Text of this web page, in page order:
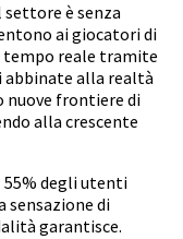
settore è senza
ai giocatori di
tempo reale tramite
abbinate alla realtà
nuove frontiere di
alla crescente
55% degli utenti
sensazione di
garantisce.